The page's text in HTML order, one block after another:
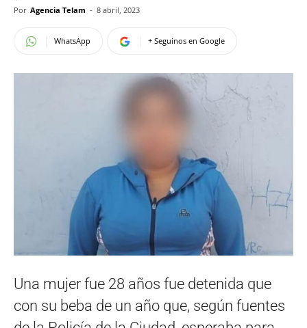
Por Agencia Telam - 8 abril, 2023
WhatsApp + Seguinos en Google
Una mujer fue 28 años fue detenida que
con su beba de un año que, según fuentes